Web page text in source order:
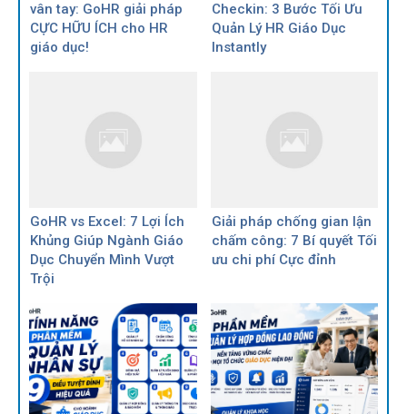
vân tay: GoHR giải pháp
CỰC HỮU ÍCH cho HR
giáo dục!
Checkin: 3 Bước Tối Ưu
Quản Lý HR Giáo Dục
Instantly
GoHR vs Excel: 7 Lợi Ích
Khủng Giúp Ngành Giáo
Dục Chuyển Mình Vượt
Trội
Giải pháp chống gian lận
chấm công: 7 Bí quyết Tối
ưu chi phí Cực đỉnh